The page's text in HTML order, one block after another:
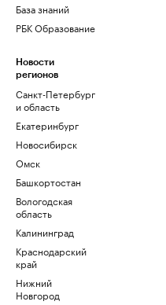
База знаний
РБК Образование
Новости
регионов
Санкт-Петербург
и область
Екатеринбург
Новосибирск
Омск
Башкортостан
Вологодская
область
Калининград
Краснодарский
край
Нижний
Новгород